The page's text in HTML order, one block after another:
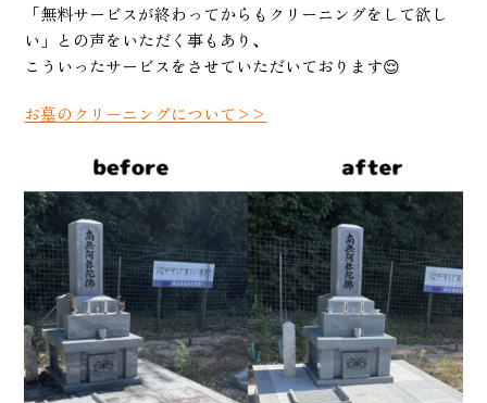
「無料サービスが終わってからもクリーニングをして欲し
い」との声をいただく事もあり、
こういったサービスをさせていただいております😌
お墓のクリーニングについて>>